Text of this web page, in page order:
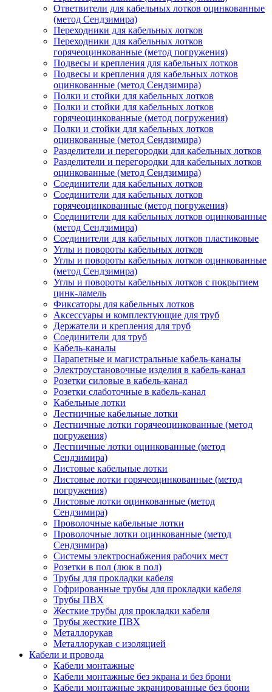
Ответвители для кабельных лотков оцинкованные
(метод Сендзимира)
Переходники для кабельных лотков
Переходники для кабельных лотков
горячеоцинкованные (метод погружения)
Подвесы и крепления для кабельных лотков
Подвесы и крепления для кабельных лотков
оцинкованные (метод Сендзимира)
Полки и стойки для кабельных лотков
Полки и стойки для кабельных лотков
горячеоцинкованные (метод погружения)
Полки и стойки для кабельных лотков
оцинкованные (метод Сендзимира)
Разделители и перегородки для кабельных лотков
Разделители и перегородки для кабельных лотков
оцинкованные (метод Сендзимира)
Соединители для кабельных лотков
Соединители для кабельных лотков
горячеоцинкованные (метод погружения)
Соединители для кабельных лотков оцинкованные
(метод Сендзимира)
Соединители для кабельных лотков пластиковые
Углы и повороты кабельных лотков
Углы и повороты кабельных лотков оцинкованные
(метод Сендзимира)
Углы и повороты кабельных лотков с покрытием
цинк-ламель
Фиксаторы для кабельных лотков
Аксессуары и комплектующие для труб
Держатели и крепления для труб
Соединители для труб
Кабель-каналы
Парапетные и магистральные кабель-каналы
Электроустановочные изделия в кабель-канал
Розетки силовые в кабель-канал
Розетки слаботочные в кабель-канал
Кабельные лотки
Лестничные кабельные лотки
Лестничные лотки горячеоцинкованные (метод
погружения)
Лестничные лотки оцинкованные (метод
Сендзимира)
Листовые кабельные лотки
Листовые лотки горячеоцинкованные (метод
погружения)
Листовые лотки оцинкованные (метод
Сендзимира)
Проволочные кабельные лотки
Проволочные лотки оцинкованные (метод
Сендзимира)
Системы электроснабжения рабочих мест
Розетки в пол (люк в пол)
Трубы для прокладки кабеля
Гофрированные трубы для прокладки кабеля
Трубы ПВХ
Жесткие трубы для прокладки кабеля
Трубы жесткие ПВХ
Металлорукав
Металлорукав с изоляцией
Кабели и провода
Кабели монтажные
Кабели монтажные без экрана и без брони
Кабели монтажные экранированные без брони